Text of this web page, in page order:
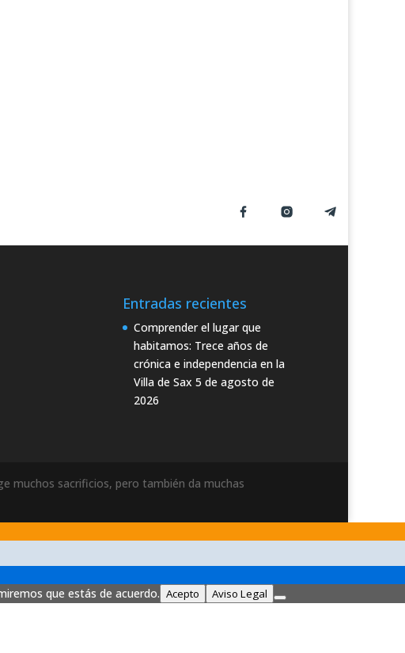
Entradas recientes
Comprender el lugar que
habitamos: Trece años de
crónica e independencia en la
Villa de Sax 5 de agosto de
2026
muchos sacrificios, pero también da muchas
que estás de acuerdo. Acepto Aviso Legal